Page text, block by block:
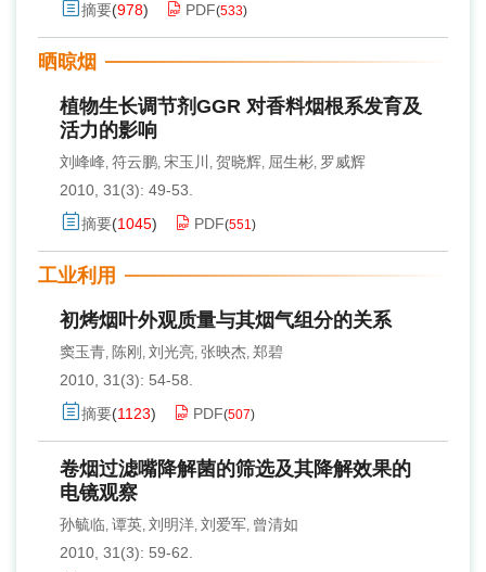
摘要(978) PDF(533)
晒晾烟
植物生长调节剂GGR 对香料烟根系发育及
活力的影响
刘峰峰, 符云鹏, 宋玉川 , 贺晓辉, 屈生彬, 罗威辉
2010, 31(3): 49-53.
摘要(1045) PDF(551)
工业利用
初烤烟叶外观质量与其烟气组分的关系
窦玉青, 陈刚 , 刘光亮, 张映杰, 郑碧
2010, 31(3): 54-58.
摘要(1123) PDF(507)
卷烟过滤嘴降解菌的筛选及其降解效果的
电镜观察
孙毓临, 谭英, 刘明洋, 刘爱军, 曾清如
2010, 31(3): 59-62.